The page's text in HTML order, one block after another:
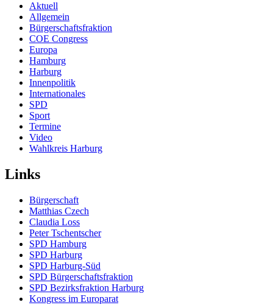
Aktuell
Allgemein
Bürgerschaftsfraktion
COE Congress
Europa
Hamburg
Harburg
Innenpolitik
Internationales
SPD
Sport
Termine
Video
Wahlkreis Harburg
Links
Bürgerschaft
Matthias Czech
Claudia Loss
Peter Tschentscher
SPD Hamburg
SPD Harburg
SPD Harburg-Süd
SPD Bürgerschaftsfraktion
SPD Bezirksfraktion Harburg
Kongress im Europarat